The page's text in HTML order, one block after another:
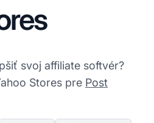
svoj affiliate softvér?
Stores pre Post